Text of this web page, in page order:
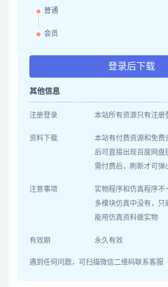
普通
会员
登录后下载
其他信息
注册登录 本站所有资源只有注册
资料下载
本站有付费资源和免费
后可直接出现百度网盘
需付费后，刷新才可弹
注意事项
实物程序和仿真程序不
多模块仿真中没有，只
能用仿真资料做实物
有效期 永久有效
遇到任何问题，可扫描微信二维码联系客服